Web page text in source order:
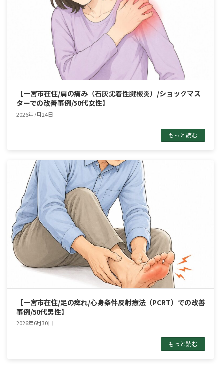
【一宮市在住/肩の痛み（石灰沈着性腱板炎）/ショックマス
ターでの改善事例/50代女性】
2026年7月24日
もっと読む
【一宮市在住/足の痺れ/心身条件反射療法（PCRT）での改善
事例/50代男性】
2026年6月30日
もっと読む